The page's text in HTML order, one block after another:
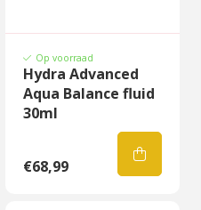
Op voorraad
Hydra Advanced
Aqua Balance fluid
30ml
€68,99